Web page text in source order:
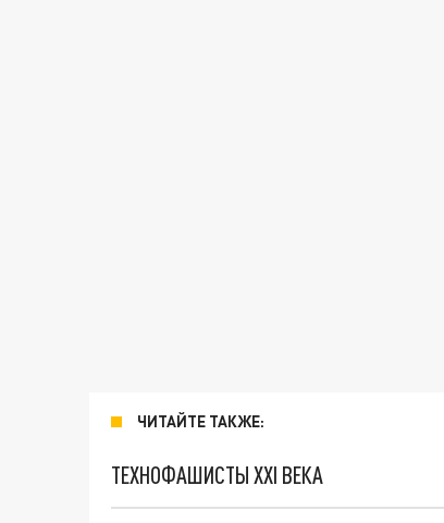
ЧИТАЙТЕ ТАКЖЕ:
ТЕХНОФАШИСТЫ XXI ВЕКА